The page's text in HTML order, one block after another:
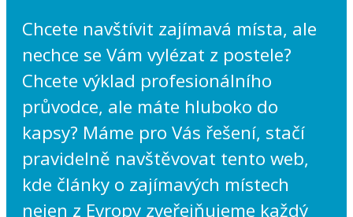
Chcete navštívit zajímavá místa, ale
nechce se Vám vylézat z postele?
Chcete výklad profesionálního
průvodce, ale máte hluboko do
kapsy? Máme pro Vás řešení, stačí
pravidelně navštěvovat tento web,
kde články o zajímavých místech
nejen z Evropy zveřejňujeme každý